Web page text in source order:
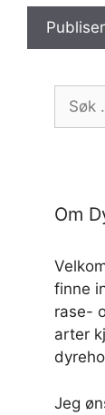
Søk
etter:
Om
finne
rase-
arter
Jeg